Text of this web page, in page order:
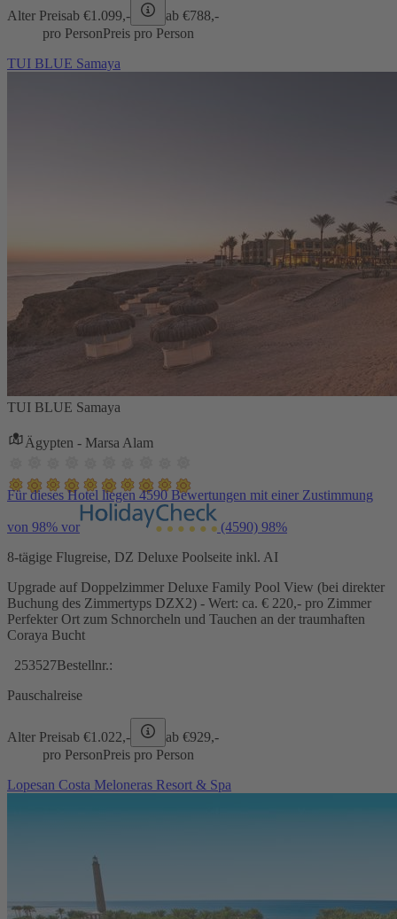
Alter Preisab €1.099,- ab €788,-
pro PersonPreis pro Person
TUI BLUE Samaya
TUI BLUE Samaya
Ägypten - Marsa Alam
Für dieses Hotel liegen 4590 Bewertungen mit einer Zustimmung
von 98% vor (4590) 98%
8-tägige Flugreise, DZ Deluxe Poolseite inkl. AI
Upgrade auf Doppelzimmer Deluxe Family Pool View (bei direkter
Buchung des Zimmertyps DZX2) - Wert: ca. € 220,- pro Zimmer
Perfekter Ort zum Schnorcheln und Tauchen an der traumhaften
Coraya Bucht
253527Bestellnr.:
Pauschalreise
Alter Preisab €1.022,- ab €929,-
pro PersonPreis pro Person
Lopesan Costa Meloneras Resort & Spa